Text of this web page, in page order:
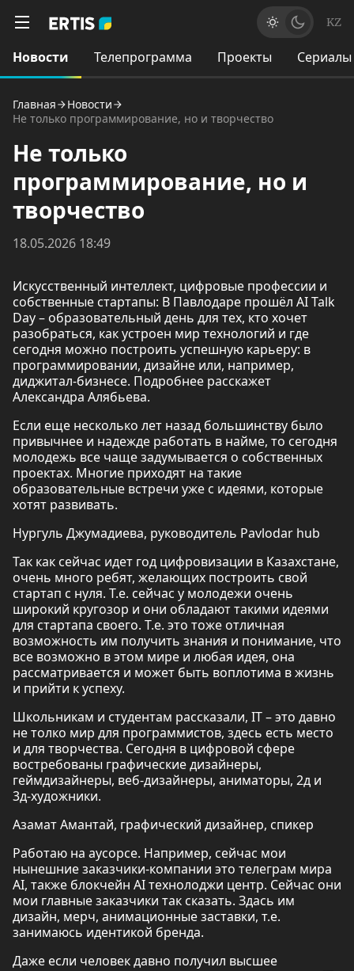
KZ
Новости Телепрограмма Проекты Сериалы
Главная
Новости
Не только программирование, но и творчество
Не только
программирование, но и
творчество
18.05.2026 18:49
Искусственный интеллект, цифровые профессии и
собственные стартапы: В Павлодаре прошёл АI Talk
Day – образовательный день для тех, кто хочет
разобраться, как устроен мир технологий и где
сегодня можно построить успешную карьеру: в
программировании, дизайне или, например,
диджитал-бизнесе. Подробнее расскажет
Александра Алябьева.
Если еще несколько лет назад большинству было
привычнее и надежде работать в найме, то сегодня
молодежь все чаще задумывается о собственных
проектах. Многие приходят на такие
образовательные встречи уже с идеями, которые
хотят развивать.
Нургуль Джумадиева, руководитель Pavlodar hub
Так как сейчас идет год цифровизации в Казахстане,
очень много ребят, желающих построить свой
стартап с нуля. Т.е. сейчас у молодежи очень
широкий кругозор и они обладают такими идеями
для стартапа своего. Т.е. это тоже отличная
возможность им получить знания и понимание, что
все возможно в этом мире и любая идея, она
рассматривается и может быть воплотима в жизнь
и прийти к успеху.
Школьникам и студентам рассказали, IT – это давно
не толко мир для программистов, здесь есть место
и для творчества. Сегодня в цифровой сфере
востребованы графические дизайнеры,
геймдизайнеры, веб-дизайнеры, аниматоры, 2д и
3д-художники.
Азамат Амантай, графический дизайнер, спикер
Работаю на аусорсе. Например, сейчас мои
нынешние заказчики-компании это телеграм мира
АI, также блокчейн АI технолоджи центр. Сейчас они
мои главные заказчики так сказать. Здась им
дизайн, мерч, анимационные заставки, т.е.
занимаюсь идентикой бренда.
Даже если человек давно получил высшее